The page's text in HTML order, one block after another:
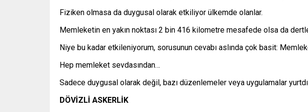
Fiziken olmasa da duygusal olarak etkiliyor ülkemde olanlar.
Memleketin en yakın noktası 2 bin 416 kilometre mesafede olsa da
Niye bu kadar etkileniyorum, sorusunun cevabı aslında çok basit:
Hep memleket sevdasından…
Sadece duygusal olarak değil, bazı düzenlemeler veya uygulamalar
DÖVİZLİ ASKERLİK